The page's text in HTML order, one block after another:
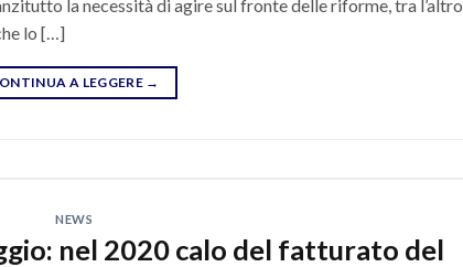
la necessità di agire sul fronte delle riforme, tra l’altro
lo […]
A LEGGERE →
NEWS
nel 2020 calo del fatturato del